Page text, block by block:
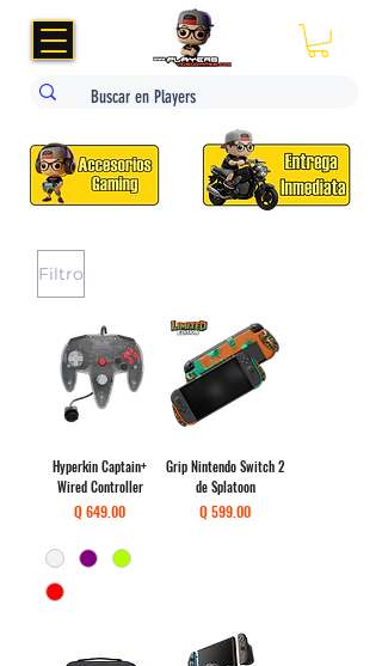
Filtro
Hyperkin Captain+
Wired Controller
Precio
Q 649.00
Grip Nintendo Switch 2
de Splatoon
Precio
Q 599.00